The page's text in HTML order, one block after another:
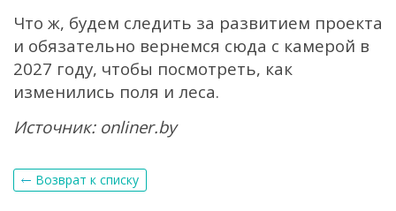
Что ж, будем следить за развитием проекта
и обязательно вернемся сюда с камерой в
2027 году, чтобы посмотреть, как
изменились поля и леса.
Источник: onliner.by
Возврат к списку